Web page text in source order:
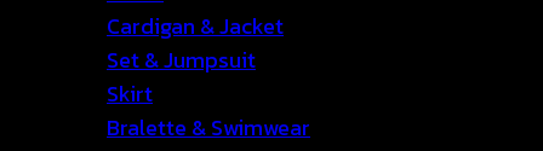
Cardigan & Jacket
Set & Jumpsuit
Skirt
Bralette & Swimwear